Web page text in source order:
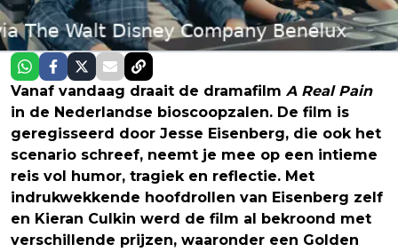
Vanaf vandaag draait de dramafilm A Real Pain
in de Nederlandse bioscoopzalen. De film is
geregisseerd door Jesse Eisenberg, die ook het
scenario schreef, neemt je mee op een intieme
reis vol humor, tragiek en reflectie. Met
indrukwekkende hoofdrollen van Eisenberg zelf
en Kieran Culkin werd de film al bekroond met
verschillende prijzen, waaronder een Golden